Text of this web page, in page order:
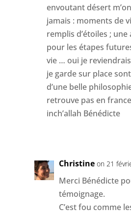
envoutant désert
jamais : moments de
remplis d’étoiles ;
pour les étapes
vie … oui je
je garde sur place
d’une belle
retrouve pas en
inch’allah Bénédicte
Christine on 21
Merci Bénédicte
témoignage.
C’est fou comme